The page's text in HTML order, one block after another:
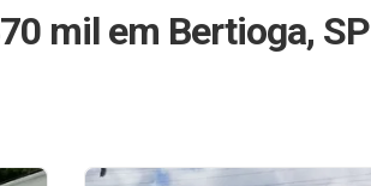
mil em Bertioga, SP